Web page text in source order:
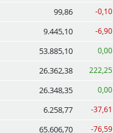
99,86 -0,10
9.445,10 -6,90
53.885,10 0,00
26.362,38 222,25
26.348,35 0,00
6.258,77 -37,61
65.606,70 -76,59